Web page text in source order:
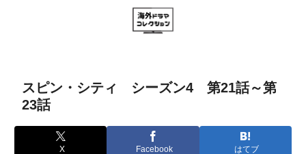
スピン・シティ シーズン4 第21話～第
23話
X Facebook はてブ